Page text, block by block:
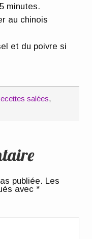
minutes.
au chinois
et du poivre si
salées,
publiée. Les
avec*